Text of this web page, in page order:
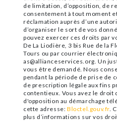
de limitation, d’opposition, de
consentement à tout moment
réclamation auprès d’une
d’organiser le sort de vos
pouvez exercer ces droits par
De La Liodière, 3 bis Rue de la
Tours ou par courrier
as@allianceservices.org. Un
vous être demandé. Nous
pendant la période de prise de
de prescription légale aux fins
contentieux. Vous avez le droit
d'opposition au démarchage
cette adresse: Bloctel.gouv.fr .
plus d’informations sur vos